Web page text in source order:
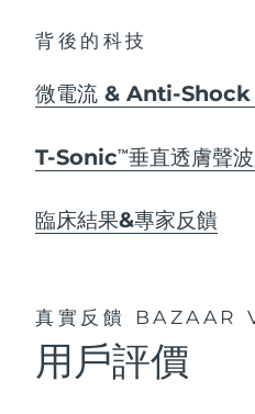
背後的科技
微電流 & Anti-
T-SonicTM 垂直透膚聲
臨床結果&專家反饋
真實反饋 BAZAAR
用戶評價